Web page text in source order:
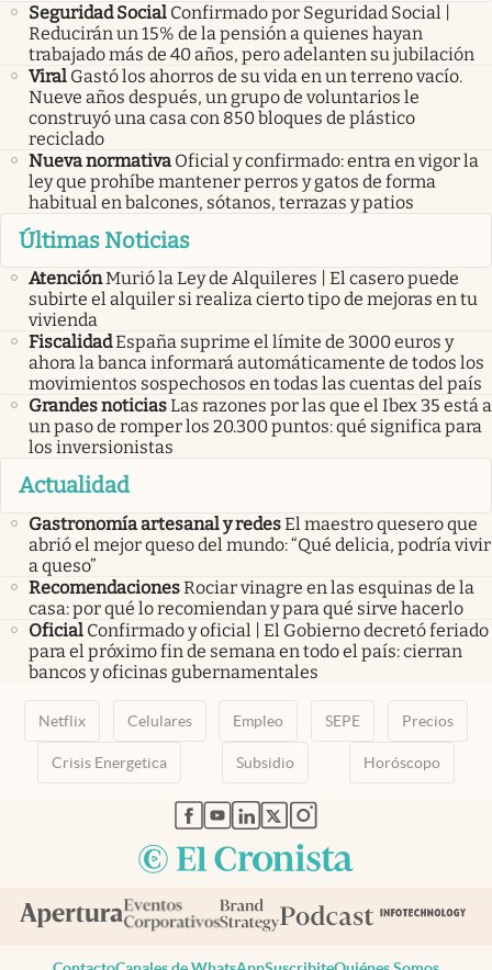
Seguridad Social Confirmado por Seguridad Social |
Reducirán un 15% de la pensión a quienes hayan
trabajado más de 40 años, pero adelanten su jubilación
Viral Gastó los ahorros de su vida en un terreno vacío.
Nueve años después, un grupo de voluntarios le
construyó una casa con 850 bloques de plástico
reciclado
Nueva normativa Oficial y confirmado: entra en vigor la
ley que prohíbe mantener perros y gatos de forma
habitual en balcones, sótanos, terrazas y patios
Últimas Noticias
AtenciónMurió la Ley de Alquileres | El casero puede
subirte el alquiler si realiza cierto tipo de mejoras en tu
vivienda
FiscalidadEspaña suprime el límite de 3000 euros y
ahora la banca informará automáticamente de todos los
movimientos sospechosos en todas las cuentas del país
Grandes noticiasLas razones por las que el Ibex 35 está a
un paso de romper los 20.300 puntos: qué significa para
los inversionistas
Actualidad
Gastronomía artesanal y redesEl maestro quesero que
abrió el mejor queso del mundo: “Qué delicia, podría vivir
a queso”
RecomendacionesRociar vinagre en las esquinas de la
casa: por qué lo recomiendan y para qué sirve hacerlo
Oficial Confirmado y oficial | El Gobierno decretó feriado
para el próximo fin de semana en todo el país: cierran
bancos y oficinas gubernamentales
Netflix Celulares Empleo SEPE Precios
Crisis Energetica Subsidio Horóscopo
abre en nueva pestaña
abre en nueva pestaña
abre en nueva pestaña
abre en nueva pestaña
abre en nueva pestaña